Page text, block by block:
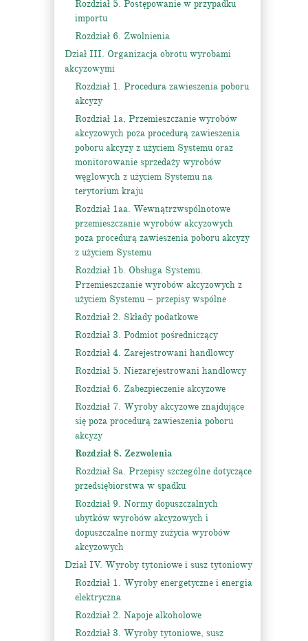
Rozdział 5. Postępowanie w przypadku
importu
Rozdział 6. Zwolnienia
Dział III. Organizacja obrotu wyrobami
akcyzowymi
Rozdział 1. Procedura zawieszenia poboru
akcyzy
Rozdział 1a, Przemieszczanie wyrobów
akcyzowych poza procedurą zawieszenia
poboru akcyzy z użyciem Systemu oraz
monitorowanie sprzedaży wyrobów
węglowych z użyciem Systemu na
terytorium kraju
Rozdział 1aa. Wewnątrzwspólnotowe
przemieszczanie wyrobów akcyzowych
poza procedurą zawieszenia poboru akcyzy
z użyciem Systemu
Rozdział 1b. Obsługa Systemu.
Przemieszczanie wyrobów akcyzowych z
użyciem Systemu – przepisy wspólne
Rozdział 2. Składy podatkowe
Rozdział 3. Podmiot pośredniczący
Rozdział 4. Zarejestrowani handlowcy
Rozdział 5. Niezarejestrowani handlowcy
Rozdział 6. Zabezpieczenie akcyzowe
Rozdział 7. Wyroby akcyzowe znajdujące
się poza procedurą zawieszenia poboru
akcyzy
Rozdział 8. Zezwolenia
Rozdział 8a. Przepisy szczególne dotyczące
przedsiębiorstwa w spadku
Rozdział 9. Normy dopuszczalnych
ubytków wyrobów akcyzowych i
dopuszczalne normy zużycia wyrobów
akcyzowych
Dział IV. Wyroby tytoniowe i susz tytoniowy
Rozdział 1. Wyroby energetyczne i energia
elektryczna
Rozdział 2. Napoje alkoholowe
Rozdział 3. Wyroby tytoniowe, susz